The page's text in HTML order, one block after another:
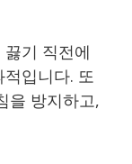
기 직전에
입니다. 또
을 방지하고,